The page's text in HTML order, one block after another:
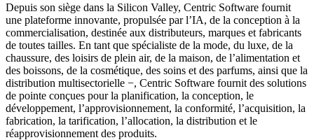
Depuis son siège dans la Silicon Valley, Centric Software fournit
une plateforme innovante, propulsée par l’IA, de la conception à la
commercialisation, destinée aux distributeurs, marques et fabricants
de toutes tailles. En tant que spécialiste de la mode, du luxe, de la
chaussure, des loisirs de plein air, de la maison, de l’alimentation et
des boissons, de la cosmétique, des soins et des parfums, ainsi que la
distribution multisectorielle −, Centric Software fournit des solutions
de pointe conçues pour la planification, la conception, le
développement, l’approvisionnement, la conformité, l’acquisition, la
fabrication, la tarification, l’allocation, la distribution et le
réapprovisionnement des produits.